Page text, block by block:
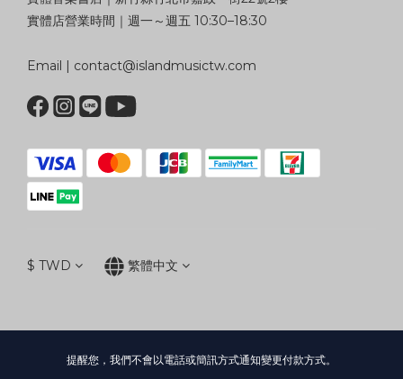
實體店營業時間｜週一～週五 10:30–18:30
Email | contact@islandmusictw.com
$ TWD 繁體中文
提醒您，我們不會以電話或簡訊方式通知變更付款方式。